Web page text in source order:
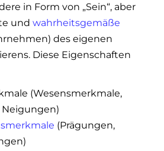
in Form von „Sein“, aber
und wahrheitsgemäße
des eigenen
Diese Eigenschaften
(Wesensmerkmale,
(Prägungen,